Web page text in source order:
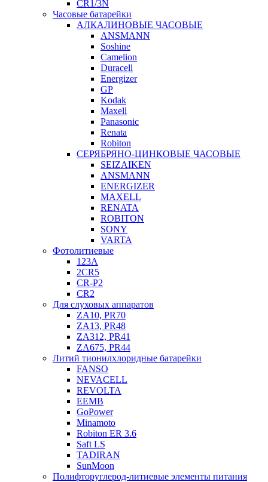
CR1/3N
Часовые батарейки
АЛКАЛИНОВЫЕ ЧАСОВЫЕ
ANSMANN
Soshine
Camelion
Duracell
Energizer
GP
Kodak
Maxell
Panasonic
Renata
Robiton
СЕРЯБРЯНО-ЦИНКОВЫЕ ЧАСОВЫЕ
SEIZAIKEN
ANSMANN
ENERGIZER
MAXELL
RENATA
ROBITON
SONY
VARTA
Фотолитиевые
123A
2CR5
CR-P2
CR2
Для слуховых аппаратов
ZA10, PR70
ZA13, PR48
ZA312, PR41
ZA675, PR44
Литий тионилхлоридные батарейки
FANSO
NEVACELL
REVOLTA
EEMB
GoPower
Minamoto
Robiton ER 3.6
Saft LS
TADIRAN
SunMoon
Полифторуглерод-литиевые элементы питания